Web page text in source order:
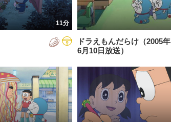
2022年
2023年
2024年
2026年
11分
ドラえもんだらけ（2005年
6月10日放送）